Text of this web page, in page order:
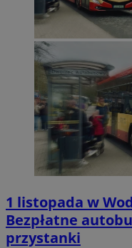
1 listopada w
Bezpłatne
przystanki